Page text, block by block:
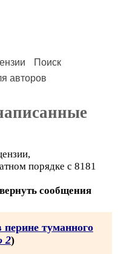
Поиск
авторов
порядке с 8181
сообщения
перине туманного
2)